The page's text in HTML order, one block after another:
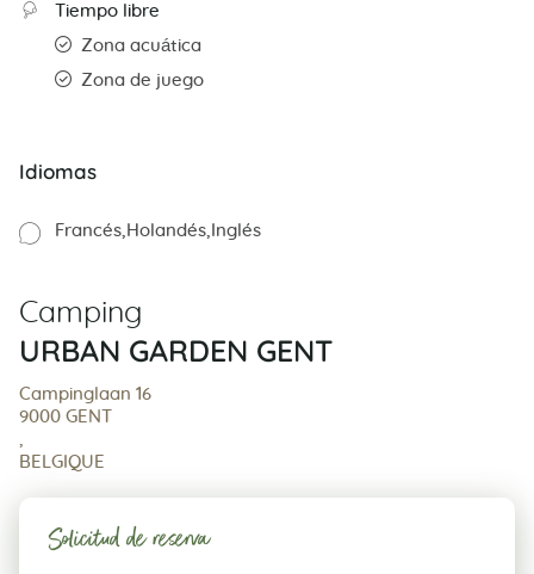
Tiempo libre
Zona acuática
Zona de juego
Idiomas
Francés Holandés Inglés
Camping
URBAN GARDEN GENT
Campinglaan 16
9000 GENT
BELGIQUE
Solicitud de reserva